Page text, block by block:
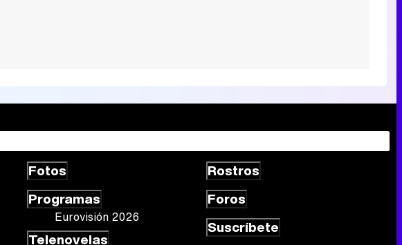
Fotos
Programas
Eurovisión 2026
Telenovelas
Rostros
Foros
Suscríbete